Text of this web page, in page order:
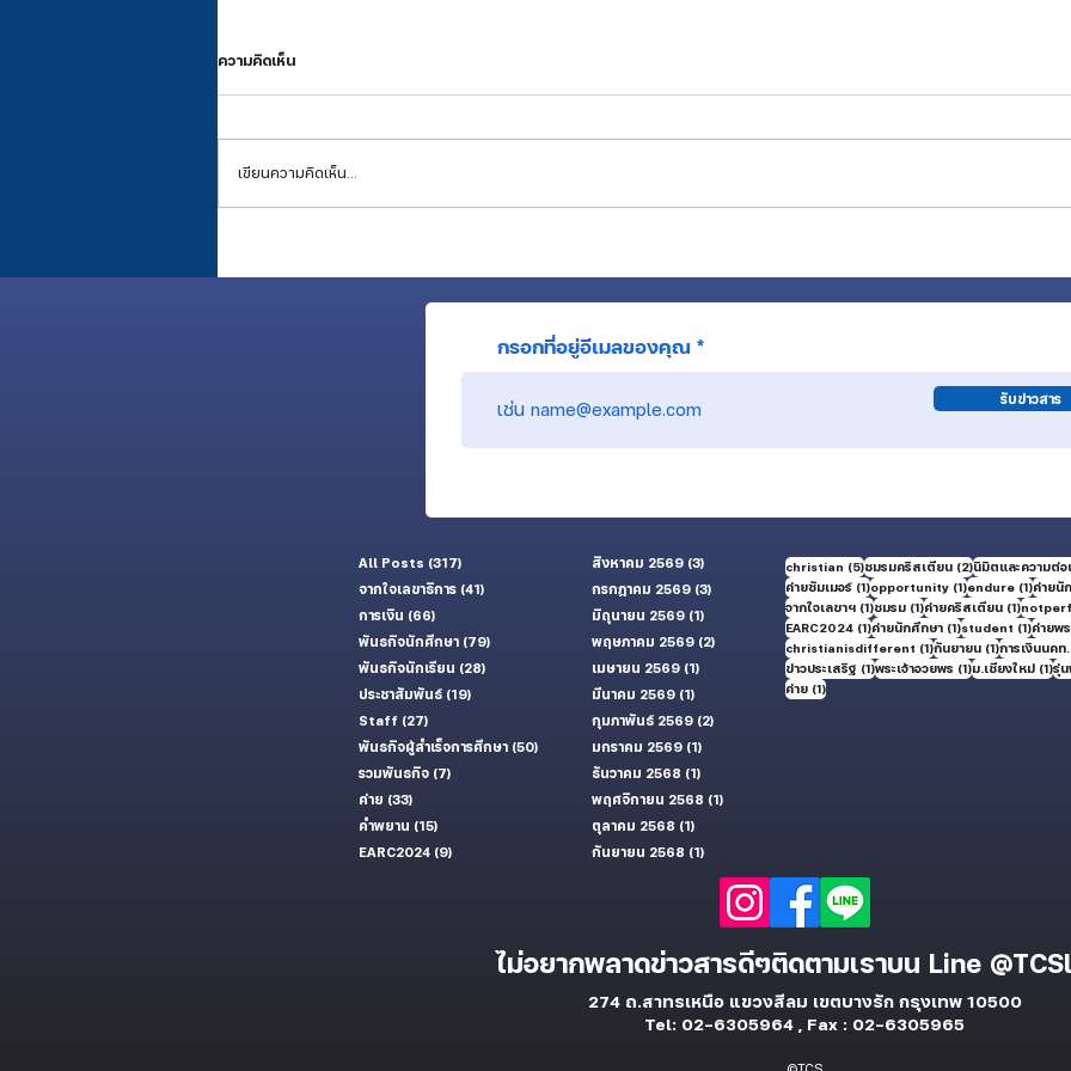
ความคิดเห็น
เขียนความคิดเห็น…
กรอกที่อยู่อีเมลของคุณ
รับข่าวสาร
All Posts (317)
จากใจเลขาธิการ (41)
การเงิน (66)
พันธกิจนักศึกษา (79)
พันธกิจนักเรียน (28)
ประชาสัมพันธ์ (19)
Staff (27)
พันธกิจผู้สำเร็จการศึกษา (50)
รวมพันธกิจ (7)
ค่าย (33)
คำพยาน (15)
EARC2024 (9)
สิงหาคม 2569 (3)
กรกฎาคม 2569 (3)
มิถุนายน 2569 (1)
พฤษภาคม 2569 (2)
เมษายน 2569 (1)
มีนาคม 2569 (1)
กุมภาพันธ์ 2569 (2)
มกราคม 2569 (1)
ธันวาคม 2568 (1)
พฤศจิกายน 2568 (1)
ตุลาคม 2568 (1)
กันยายน 2568 (1)
christian (5)5 กระทู้
ชมรมคริสเตียน (2)2 กระทู้
นิมิตและความต่อ
ค่ายซัมเมอร์ (1)1 กระทู้
opportunity (1)1 กระทู้
endure (1)1 กระทู้
ค่ายนั
จากใจเลขาฯ (1)1 กระทู้
ชมรม (1)1 กระทู้
ค่ายคริสเตียน (1)1 กระทู้
EARC2024 (1)1 กระทู้
ค่ายนักศึกษา (1)1 กระทู้
student (1)1 กระทู้
ค่ายพ
christianisdifferent (1)1 กระทู้
กันยายน (1)1 กระทู้
การเงินนคท.
ข่าวประเสริฐ (1)1 กระทู้
พระเจ้าอวยพร (1)1 กระทู้
ม.เชียงใหม่ (1)1รุ่
ค่าย (1)1 กระทู้
ไม่อยากพลาดข่าวสารดีๆติดตามเราบน Line
274 ถ.สาทรเหนือ แขวงสีลม เขตบางรัก กรุงเทพ 10500
Tel: 02-6305964 , Fax : 02-6305965